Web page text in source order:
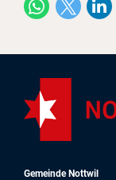
Gemeinde Nottwil